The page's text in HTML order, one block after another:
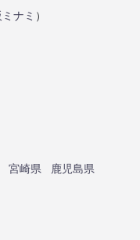
ナミ ）
宮崎県
鹿児島県